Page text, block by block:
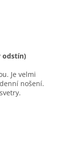
odstín)
Je velmi
nošení.